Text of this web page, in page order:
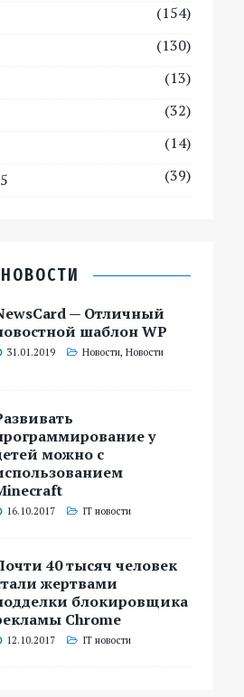
(154)
(130)
(13)
(32)
(14)
(39)
НОВОСТИ
— Отличный
шаблон WP
31.01.2019 Новости,Новости
у
можно с
16.10.2017 IT новости
40 тысяч человек
жертвами
блокировщика
Chrome
12.10.2017 IT новости